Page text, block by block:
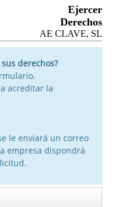
Ejercer
Derechos
AE CLAVE, SL
derechos?
acreditar la
le enviará un correo
empresa dispondrá